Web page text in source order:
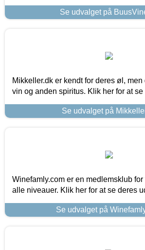
Se udvalget på
Mikkeller.dk er kendt for deres øl,
vin og anden spiritus. Klik her for at
Se udvalget på
Winefamly.com er en medlemsklub
alle niveauer. Klik her for at se deres
Se udvalget på